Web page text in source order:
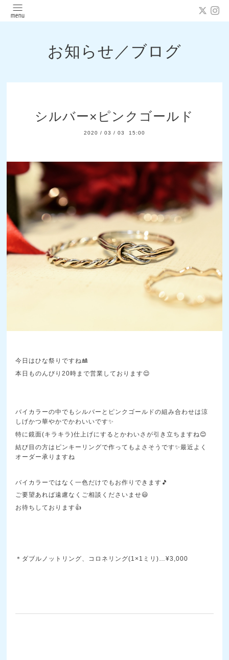
お知らせ／ブログ
シルバー×ピンクゴールド
2020 / 03 / 03 15:00
今日はひな祭りですね🎎
本日ものんびり20時まで営業しております😌
バイカラーの中でもシルバーとピンクゴールドの組み合わせは涼
しげかつ華やかでかわいいです✨
特に鏡面(キラキラ)仕上げにするとかわいさが引き立ちますね😊
結び目の方はピンキーリングで作ってもよさそうです✨最近よく
オーダー承りますね
バイカラーではなく一色だけでもお作りできます🎵
ご要望あれば遠慮なくご相談くださいませ😃
お待ちしております👍
＊ダブルノットリング、コロネリング(1×1ミリ)…¥3,000